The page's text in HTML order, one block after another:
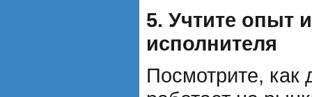
5. Учтите опыт
исполнителя
Посмотрите, как